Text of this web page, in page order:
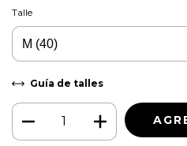
Talle
Guía de talles